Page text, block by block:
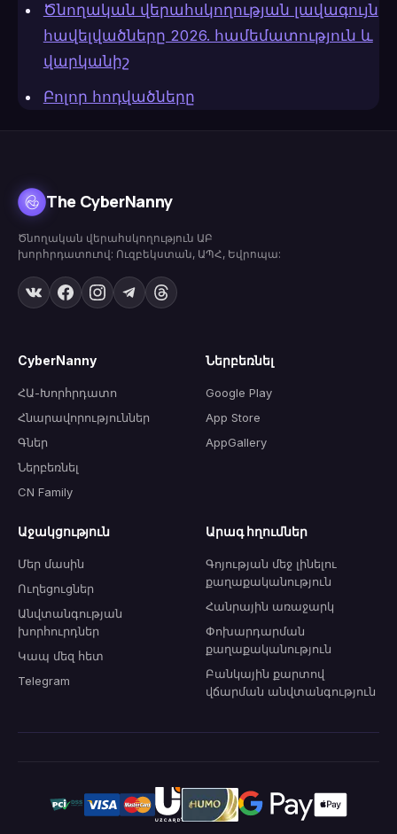
Ծնողական վերահսկողության լավագույն
հավելվածները 2026. համեմատություն և
վարկանիշ
Բոլոր հոդվածները
The CyberNanny
Ծնողական վերահսկողություն ԱԲ
խորհրդատուով: Ուզբեկստան, ԱՊՀ, Եվրոպա:
CyberNanny
ՀԱ-Խորհրդատո
Հնարավորություններ
Գներ
Ներբեռնել
CN Family
Ներբեռնել
Google Play
App Store
AppGallery
Աջակցություն
Մեր մասին
Ուղեցուցներ
Անվտանգության
խորհուրդներ
Կապ մեզ հետ
Telegram
Արագ հղումներ
Գոյության մեջ լինելու
քաղաքականություն
Հանրային առաջարկ
Փոխարդարման
քաղաքականություն
Բանկային քարտով
վճարման անվտանգություն